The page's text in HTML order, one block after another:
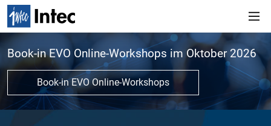
Book-in EVO Online-Workshops im Oktober 2026
Book-in EVO Online-Workshops